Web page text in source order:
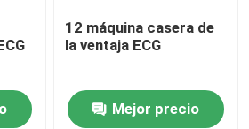
12 máquina casera de
la ventaja ECG
Mejor precio